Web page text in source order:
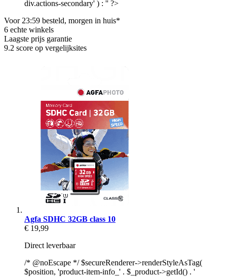
div.actions-secondary' ) : '' ?>
Voor 23:59 besteld, morgen in huis*
6 echte winkels
Laagste prijs garantie
9.2 score op vergelijksites
Agfa SDHC 32GB class 10
€ 19,99
Direct leverbaar
/* @noEscape */ $secureRenderer->renderStyleAsTag(
$position, 'product-item-info_' . $_product->getId() . '